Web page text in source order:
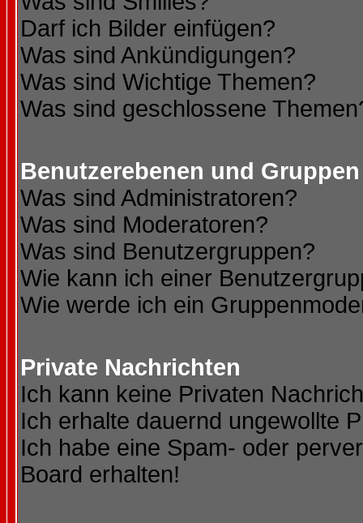
Darf ich Bilder einfügen?
Was sind Ankündigungen?
Was sind Wichtige Themen?
Was sind geschlossene
Benutzerebenen und Gruppen
Was sind Administratoren?
Was sind Moderatoren?
Was sind Benutzergruppen?
Wie kann ich einer
Wie werde ich ein
Private Nachrichten
Ich kann keine Privaten
Ich erhalte dauernd ungewollte
Ich habe eine Spam- oder
Board erhalten!